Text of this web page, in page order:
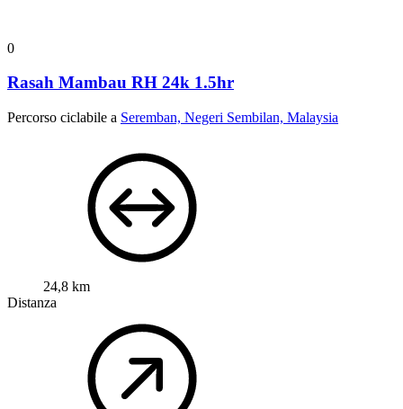
0
Rasah Mambau RH 24k 1.5hr
Percorso ciclabile a Seremban, Negeri Sembilan, Malaysia
24,8 km
Distanza